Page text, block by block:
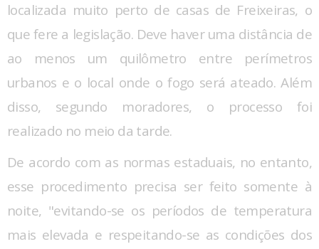
localizada muito perto de casas de Freixeiras, o
que fere a legislação. Deve haver uma distância de
ao menos um quilômetro entre perímetros
urbanos e o local onde o fogo será ateado. Além
disso, segundo moradores, o processo foi
realizado no meio da tarde.
De acordo com as normas estaduais, no entanto,
esse procedimento precisa ser feito somente à
noite, "evitando-se os períodos de temperatura
mais elevada e respeitando-se as condições dos